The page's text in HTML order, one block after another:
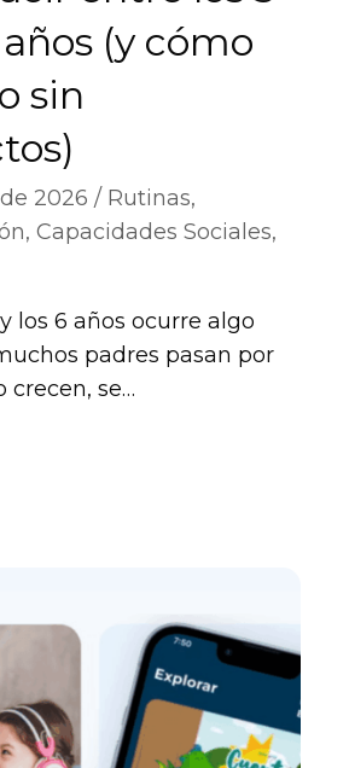
(y cómo
sin
2026 Rutinas,
, Capacidades Sociales,
los 6 años ocurre algo
padres pasan por
crecen, se…